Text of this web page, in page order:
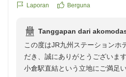
またお迎えできます日を、スタ
宿泊支配人
https://review.travel.rakuten.co.jp/
Laporan Berguna
Tanggapan dari
この度はJR九州ステーションホ
だき、誠にありがとうございます
小倉駅直結という立地にご満足